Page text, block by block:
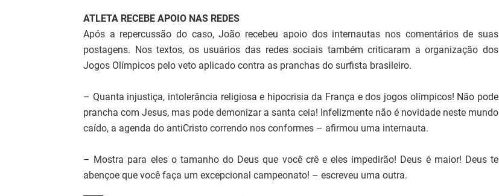
ATLETA RECEBE APOIO NAS REDES
Após a repercussão do caso, João recebeu apoio dos internautas nos comentários de suas
postagens. Nos textos, os usuários das redes sociais também criticaram a organização dos
Jogos Olímpicos pelo veto aplicado contra as pranchas do surfista brasileiro.
– Quanta injustiça, intolerância religiosa e hipocrisia da França e dos jogos olímpicos! Não pode
prancha com Jesus, mas pode demonizar a santa ceia! Infelizmente não é novidade neste mundo
caído, a agenda do antiCristo correndo nos conformes – afirmou uma internauta.
– Mostra para eles o tamanho do Deus que você crê e eles impedirão! Deus é maior! Deus te
abençoe que você faça um excepcional campeonato! – escreveu uma outra.